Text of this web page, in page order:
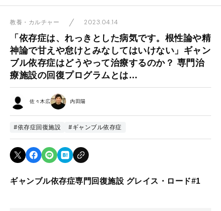
教養・カルチャー 2023.04.14
「依存症は、れっきとした病気です。根性論や精
神論で甘えや怠けとみなしてはいけない」ギャン
ブル依存症はどうやって治療するのか？ 専門治
療施設の回復プログラムとは…
佐々木広 内田陽
#依存症回復施設 #ギャンブル依存症
ギャンブル依存症専門回復施設 グレイス・ロード#1